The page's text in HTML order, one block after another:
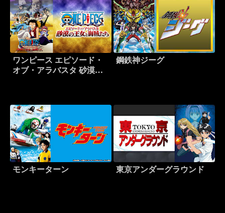
ワンピース エピソード・
オブ・アラバスタ 砂漠の
鋼鉄神ジーグ
モンキーターン 東京アンダーグラウンド